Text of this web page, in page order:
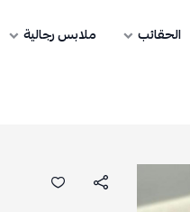
الحقائب ملابس رجالية